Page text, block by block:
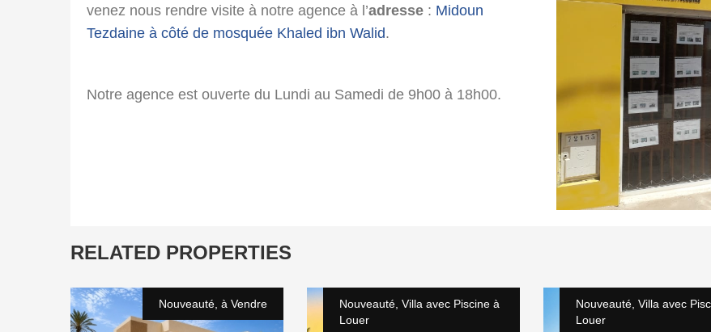
venez nous rendre visite à notre agence à l’adresse : Midoun
Tezdaine à côté de mosquée Khaled ibn Walid.
Notre agence est ouverte du Lundi au Samedi de 9h00 à 18h00.
RELATED PROPERTIES
Nouveauté, à Vendre
Nouveauté, Villa avec Piscine à
Louer
Nouveauté, Villa avec
Louer